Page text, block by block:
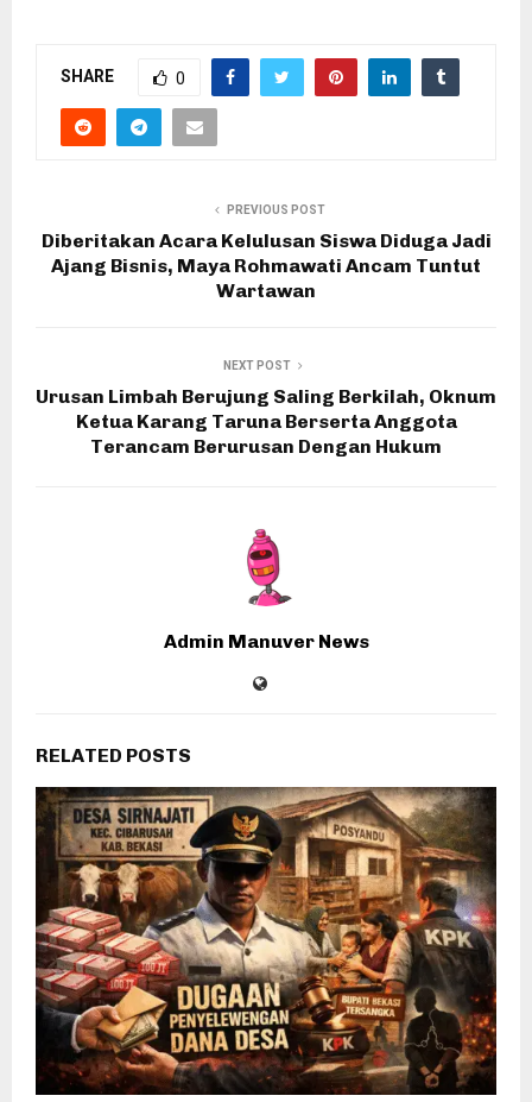
SHARE 0
PREVIOUS POST
Diberitakan Acara Kelulusan Siswa Diduga Jadi
Ajang Bisnis, Maya Rohmawati Ancam Tuntut
Wartawan
NEXT POST
Urusan Limbah Berujung Saling Berkilah, Oknum
Ketua Karang Taruna Berserta Anggota
Terancam Berurusan Dengan Hukum
Admin Manuver News
RELATED POSTS